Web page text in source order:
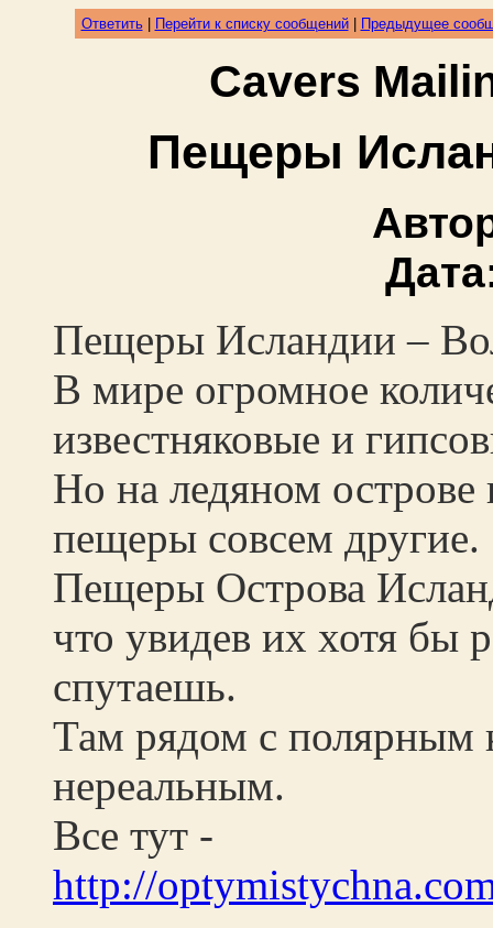
Ответить| Перейти к списку сообщений| Предыдущее
Cavers
Пещеры
Пещеры Исландии –
В мире огромное
известняковые и
Но на ледяном острове
пещеры совсем другие.
Пещеры Острова
что увидев их хотя бы
спутаешь.
Там рядом с полярным
нереальным.
Все тут -
http://